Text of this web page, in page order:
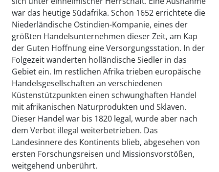
war das heutige Südafrika. Schon 1652 errichtete die
Niederländische Ostindien-Kompanie, eines der
größten Handelsunternehmen dieser Zeit, am Kap
der Guten Hoffnung eine Versorgungsstation. In der
Folgezeit wanderten holländische Siedler in das
Gebiet ein. Im restlichen Afrika trieben europäische
Handelsgesellschaften an verschiedenen
Küstenstützpunkten einen schwunghaften Handel
mit afrikanischen Naturprodukten und Sklaven.
Dieser Handel war bis 1820 legal, wurde aber nach
dem Verbot illegal weiterbetrieben. Das
Landesinnere des Kontinents blieb, abgesehen von
ersten Forschungsreisen und Missionsvorstößen,
weitgehend unberührt.